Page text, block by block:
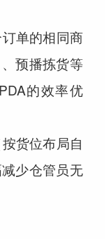
单的相同商
预播拣货等
的效率优
货位布局自
少仓管员无